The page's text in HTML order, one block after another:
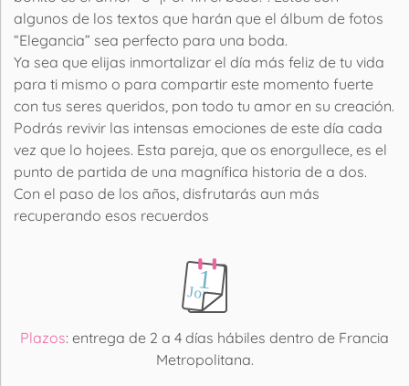
algunos de los textos que harán que el álbum de fotos
“Elegancia” sea perfecto para una boda.
Ya sea que elijas inmortalizar el día más feliz de tu vida
para ti mismo o para compartir este momento fuerte
con tus seres queridos, pon todo tu amor en su creación.
Podrás revivir las intensas emociones de este día cada
vez que lo hojees. Esta pareja, que os enorgullece, es el
punto de partida de una magnífica historia de a dos.
Con el paso de los años, disfrutarás aun más
recuperando esos recuerdos
Plazos: entrega de 2 a 4 días hábiles dentro de Francia
Metropolitana.